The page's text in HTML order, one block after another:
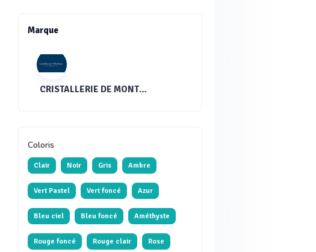
Marque
CRISTALLERIE DE MONTBRONN®
Coloris
Clair Noir Gris Ambre
Vert Pastel Vert foncé Azur
Bleu ciel Bleu foncé Améthyste
Rouge foncé Rouge clair Rose